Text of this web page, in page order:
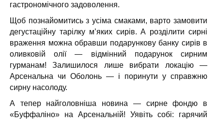
гастрономічного задоволення.
Щоб познайомитись з усіма смаками, варто замовити
дегустаційну тарілку м’яких сирів. А розділити сирні
враження можна обравши подарункову банку сирів в
оливковій олії — відмінний подарунок сирним
гурманам! Залишилося лише вибрати локацію —
Арсенальна чи Оболонь — і поринути у справжню
сирну насолоду.
А тепер найголовніша новина — сирне фондю в
«Буффаліно» на Арсенальній! Уявіть собі: гарячий